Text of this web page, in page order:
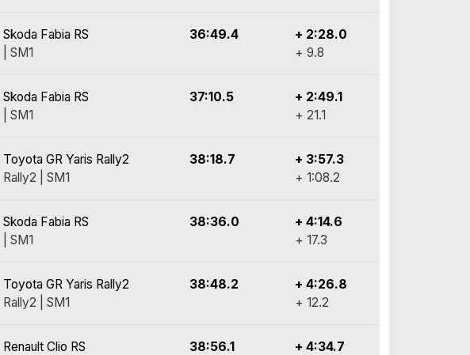
Skoda Fabia RS
| SM1
36:49.4
+ 2:28.0
+ 9.8
Skoda Fabia RS
| SM1
37:10.5
+ 2:49.1
+ 21.1
Toyota GR Yaris Rally2
Rally2 | SM1
38:18.7
+ 3:57.3
+ 1:08.2
Skoda Fabia RS
| SM1
38:36.0
+ 4:14.6
+ 17.3
Toyota GR Yaris Rally2
Rally2 | SM1
38:48.2
+ 4:26.8
+ 12.2
Renault Clio RS
38:56.1
+ 4:34.7